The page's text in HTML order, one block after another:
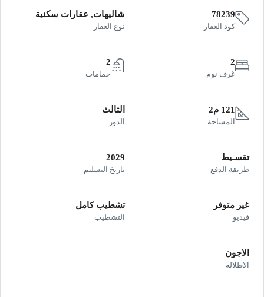
78239
كود العقار
شاليهات, عقارات سكنية
نوع العقار
2
غرف نوم
2
حمامات
121 م2
المساحة
الثالث
الدور
تقسـيط
طريقة الدفع
2029
تاريخ التسليم
غير متوفر
فيديو
تشطيب كامل
التشطيب
الاجون
الاطلاله